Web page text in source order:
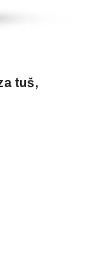
tuš,